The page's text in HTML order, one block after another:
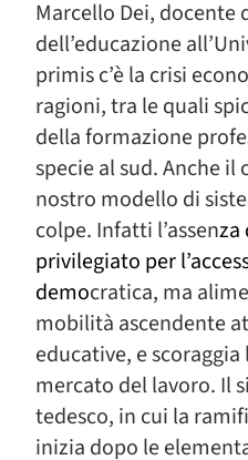
Marcello Dei, docente
dell’educazione
primis c’è la crisi
ragioni, tra le quali
della formazione
specie al sud. Anche
nostro modello di
colpe. Infatti l’assenza
privilegiato per
democratica, ma
mobilità ascendente
educative, e scoraggia
mercato del lavoro. Il
tedesco, in cui la
inizia dopo le